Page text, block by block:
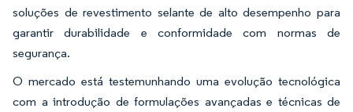
soluções de revestimento selante de alto desempenho para
garantir durabilidade e conformidade com normas de
segurança.
O mercado está testemunhando uma evolução tecnológica
com a introdução de formulações avançadas e técnicas de